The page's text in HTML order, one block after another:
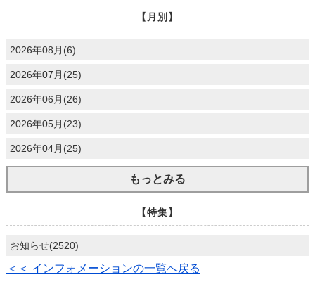
【月別】
2026年08月(6)
2026年07月(25)
2026年06月(26)
2026年05月(23)
2026年04月(25)
もっとみる
【特集】
お知らせ(2520)
＜＜ インフォメーションの一覧へ戻る